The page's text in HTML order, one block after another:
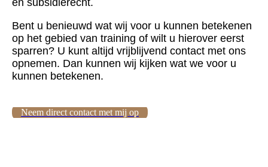
en subsidierecht.
Bent u benieuwd wat wij voor u kunnen betekenen
op het gebied van training of wilt u hierover eerst
sparren? U kunt altijd vrijblijvend contact met ons
opnemen. Dan kunnen wij kijken wat we voor u
kunnen betekenen.
Neem direct contact met mij op